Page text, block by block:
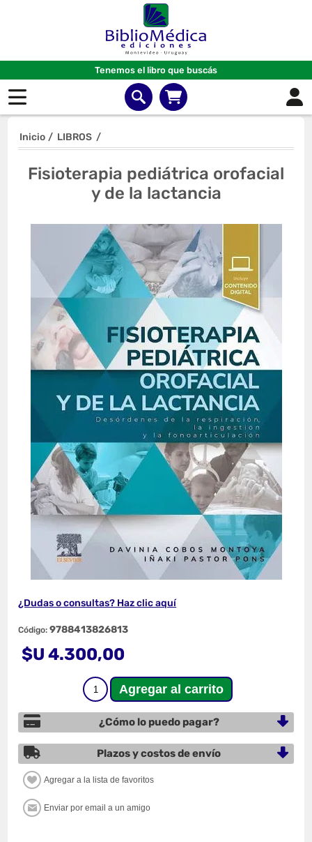
Tenemos el libro que buscás
Inicio / LIBROS /
Fisioterapia pediátrica orofacial
y de la lactancia
¿Dudas o consultas? Haz clic aquí
Código: 9788413826813
$U 4.300,00
¿Cómo lo puedo pagar?
Plazos y costos de envío